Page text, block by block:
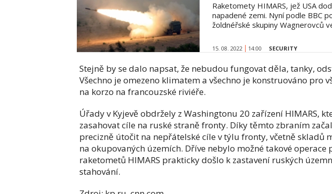
Raketomety HIMARS, jež USA
napadené zemi. Nyní podle BBC
žoldnéřské skupiny Wagnerovců
15. 08. 2022 14:00 SECURITY
Stejně by se dalo napsat, že nebudou fungovat děla, tanky,
Všechno je omezeno klimatem a všechno je konstruováno pro
na korzo na francouzské riviéře.
Úřady v Kyjevě obdržely z Washingtonu 20 zařízení HIMARS,
zasahovat cíle na ruské straně fronty. Díky těmto zbraním
precizně útočit na nepřátelské cíle v týlu fronty, včetně skladů
na okupovaných územích. Dříve nebylo možné takové operace
raketometů HIMARS prakticky došlo k zastavení ruských
stahování.